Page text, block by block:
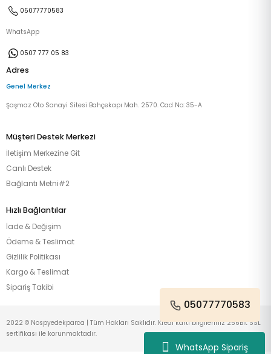
WhatsApp Sipariş
05077770583
WhatsApp
0507 777 05 83
Adres
Genel Merkez
Şaşmaz Oto Sanayi Sitesi Bahçekapı Mah. 2570. Cad No: 35-A
Müşteri Destek Merkezi
İletişim Merkezine Git
Canlı Destek
Bağlantı Metni#2
Hızlı Bağlantılar
İade & Değişim
Ödeme & Teslimat
Gizlilik Politikası
Kargo & Teslimat
Sipariş Takibi
05077770583
2022 © Nospyedekparca | Tüm Hakları Saklıdır. Kredi kartı bilgileriniz 256Bit SSL
sertifikası ile korunmaktadır.